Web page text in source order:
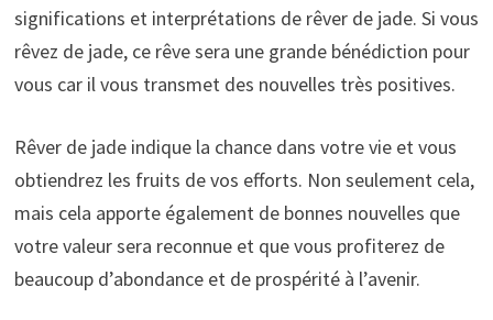
significations et interprétations de rêver de jade. Si vous
rêvez de jade, ce rêve sera une grande bénédiction pour
vous car il vous transmet des nouvelles très positives.
Rêver de jade indique la chance dans votre vie et vous
obtiendrez les fruits de vos efforts. Non seulement cela,
mais cela apporte également de bonnes nouvelles que
votre valeur sera reconnue et que vous profiterez de
beaucoup d’abondance et de prospérité à l’avenir.